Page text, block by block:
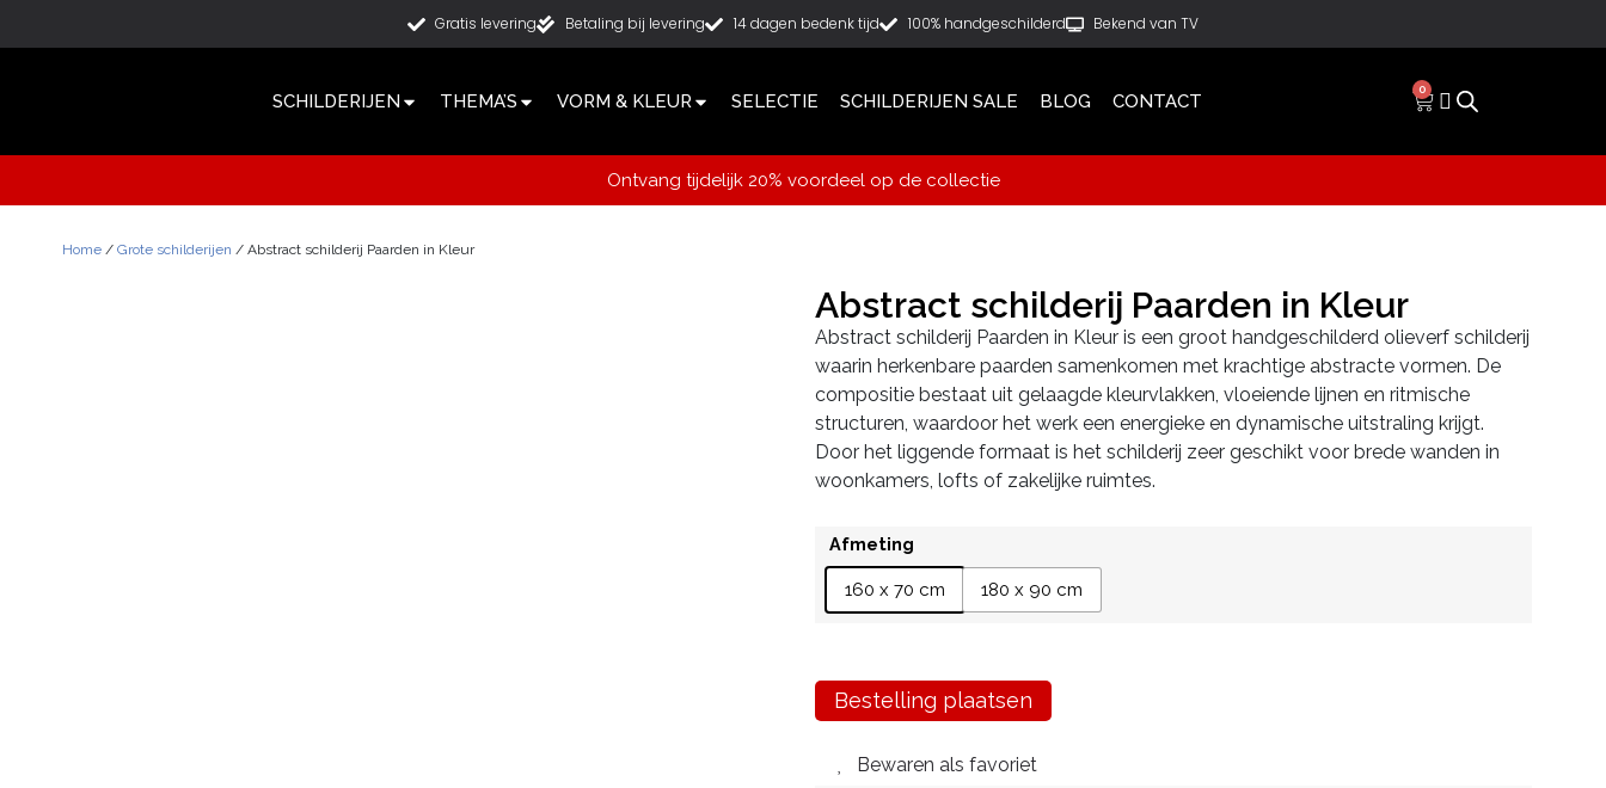
Gratis levering Betaling bij levering 14 dagen bedenk tijd 100% handgeschilderd Bekend van TV
SCHILDERIJEN THEMA’S VORM & KLEUR SELECTIE SCHILDERIJEN SALE BLOG CONTACT
0
Ontvang tijdelijk 20% voordeel op de collectie
Home / Grote schilderijen / Abstract schilderij Paarden in Kleur
Abstract schilderij Paarden in Kleur
Abstract schilderij Paarden in Kleur is een groot handgeschilderd olieverf schilderij
waarin herkenbare paarden samenkomen met krachtige abstracte vormen. De
compositie bestaat uit gelaagde kleurvlakken, vloeiende lijnen en ritmische
structuren, waardoor het werk een energieke en dynamische uitstraling krijgt.
Door het liggende formaat is het schilderij zeer geschikt voor brede wanden in
woonkamers, lofts of zakelijke ruimtes.
Afmeting
160 x 70 cm 180 x 90 cm
Bestelling plaatsen
Bewaren als favoriet